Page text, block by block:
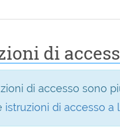
di
di accesso sono
istruzioni di accesso a l